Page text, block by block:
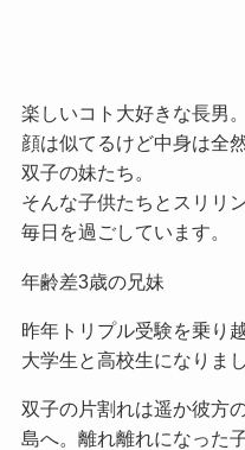
楽しいコト大好きな長男。
顔は似てるけど中身は全
双子の妹たち。
そんな子供たちとスリリ
毎日を過ごしています。
年齢差3歳の兄妹
昨年トリプル受験を乗り
大学生と高校生になりまし
双子の片割れは遥か彼方
島へ。離れ離れになった